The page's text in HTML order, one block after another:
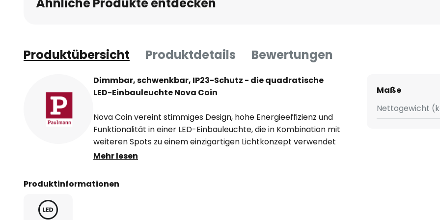
springen
Produktübersicht Produktdetails Bewertungen
Dimmbar, schwenkbar, IP23-Schutz - die quadratische
LED-Einbauleuchte Nova Coin
Nova Coin vereint stimmiges Design, hohe Energieeffizienz und
Funktionalität in einer LED-Einbauleuchte, die in Kombination mit
weiteren Spots zu einem einzigartigen Lichtkonzept verwendet
werden kann. Der quadratische LED-Spot ist aus Alu gefertigt
Die Lichtquelle gibt warmweißes Licht im 50°-Schwenkbereich in
Mehr lesen
Produktinformationen
Maße
Nettogewicht